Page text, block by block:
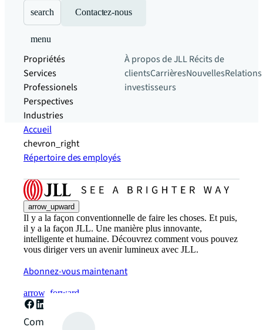
search Contactez-nous
menu
Propriétés
Services
Professionels
Perspectives
Industries
À propos de JLLRécits de
clientsCarrièresNouvellesRelations
investisseurs
Accueil
chevron_right
Répertoire des employés
arrow_upward
Il y a la façon conventionnelle de faire les choses. Et puis,
il y a la façon JLL. Une manière plus innovante,
intelligente et humaine. Découvrez comment vous pouvez
vous diriger vers un avenir lumineux avec JLL.
Abonnez-vous maintenant
arrow_forward
Comment pouvons-nous vous aider ?